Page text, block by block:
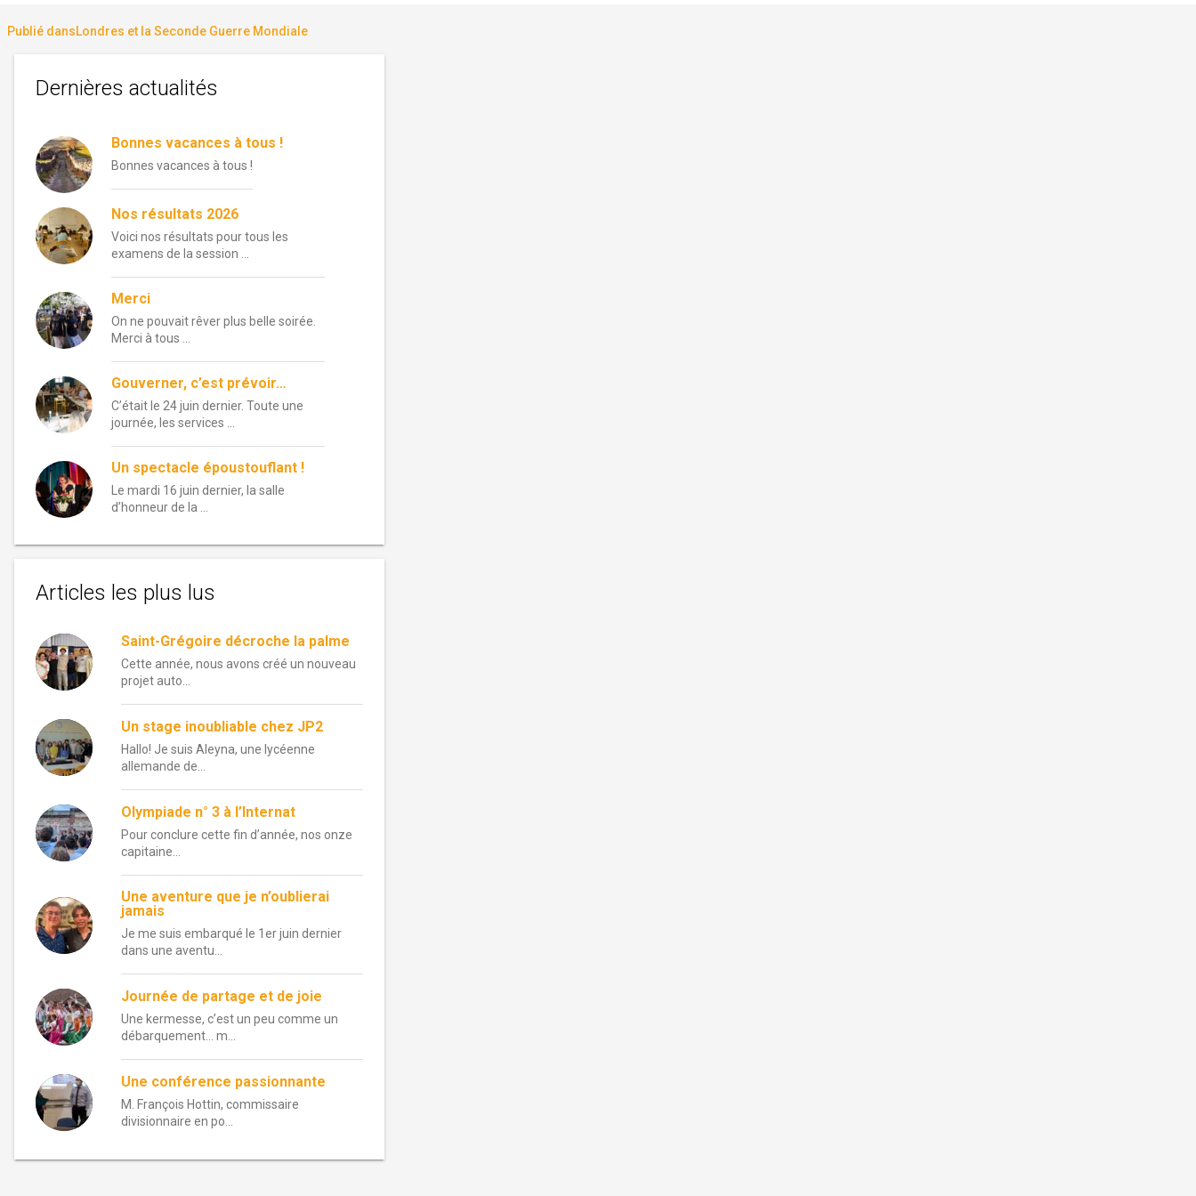
Navigation
de
l’article
Publié dansLondres et la Seconde Guerre Mondiale
Dernières actualités
Bonnes vacances à tous !
Bonnes vacances à tous !
Nos résultats 2026
Voici nos résultats pour tous les
examens de la session …
Merci
On ne pouvait rêver plus belle soirée.
Merci à tous …
Gouverner, c’est prévoir…
C’était le 24 juin dernier. Toute une
journée, les services …
Un spectacle époustouflant !
Le mardi 16 juin dernier, la salle
d’honneur de la …
Articles les plus lus
Saint-Grégoire décroche la palme
Cette année, nous avons créé un nouveau
projet auto...
Un stage inoubliable chez JP2
Hallo! Je suis Aleyna, une lycéenne
allemande de...
Olympiade n° 3 à l’Internat
Pour conclure cette fin d’année, nos onze
capitaine...
Une aventure que je n’oublierai
jamais
Je me suis embarqué le 1er juin dernier
dans une aventu...
Journée de partage et de joie
Une kermesse, c’est un peu comme un
débarquement… m...
Une conférence passionnante
M. François Hottin, commissaire
divisionnaire en po...